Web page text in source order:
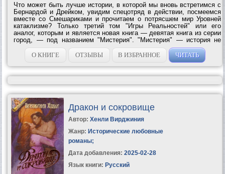
Что может быть лучше истории, в которой мы вновь встретимся с
Бернардой и Дрейком, увидим спецотряд в действии, посмеемся
вместе со Смешариками и прочитаем о потрясшем мир Уровней
катаклизме? Только третий том "Игры Реальностей" или его
аналог, которым и является новая книга — девятая книга из серии
город, — под названием "Мистерия". "Мистерия" — история не
только о мире Уровней, но также и о новом, непривычном для нас
жарком и...
О КНИГЕ ОТЗЫВЫ В ИЗБРАННОЕ ЧИТАТЬ
Дракон и сокровище
Автор: Хенли Вирджиния
Жанр: Исторические любовные
романы;
Дата добавления: 2025-02-28
Язык книги: Русский